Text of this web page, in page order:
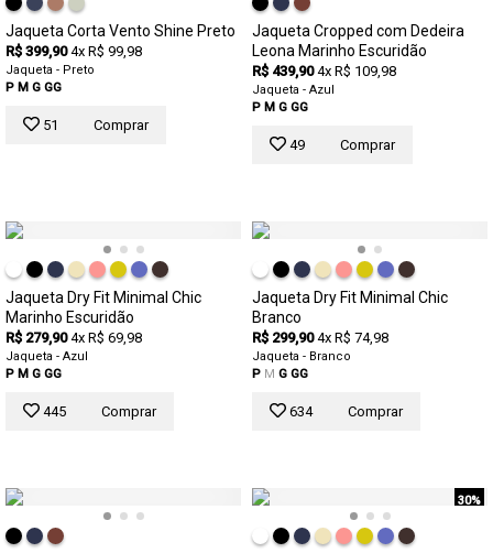
Jaqueta Corta Vento Shine Preto
R$ 399,90 4x R$ 99,98
Jaqueta - Preto
P M G GG
51 Comprar
Jaqueta Cropped com Dedeira
Leona Marinho Escuridão
R$ 439,90 4x R$ 109,98
Jaqueta - Azul
P M G GG
49 Comprar
Jaqueta Dry Fit Minimal Chic
Marinho Escuridão
R$ 279,90 4x R$ 69,98
Jaqueta - Azul
P M G GG
445 Comprar
Jaqueta Dry Fit Minimal Chic
Branco
R$ 299,90 4x R$ 74,98
Jaqueta - Branco
P M G GG
634 Comprar
30%